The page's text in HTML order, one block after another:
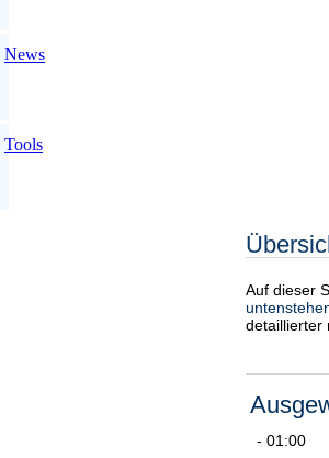
News
Tools
Auf dieser
detaillierter
- 01:00